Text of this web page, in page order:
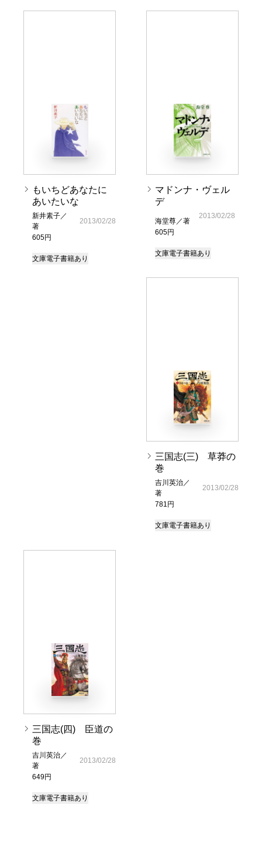
もいちどあなたに
あいたいな
新井素子／
著
605円
2013/02/28
文庫電子書籍あり
マドンナ・ヴェル
デ
海堂尊／著
605円
2013/02/28
文庫電子書籍あり
三国志(三) 草莽の
巻
吉川英治／
著
781円
2013/02/28
文庫電子書籍あり
三国志(四) 臣道の
巻
吉川英治／
著
649円
2013/02/28
文庫電子書籍あり